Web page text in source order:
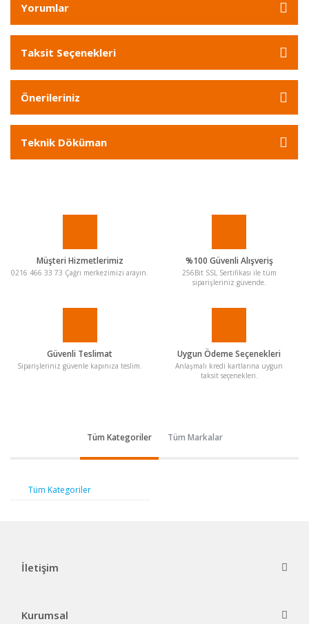
Yorumlar
Taksit Seçenekleri
Önerileriniz
Teknik Döküman
Müşteri Hizmetlerimiz
0216 466 33 73 Çağrı merkezimizi arayın.
%100 Güvenli Alışveriş
256Bit SSL Sertifikası ile tüm
siparişleriniz güvende.
Güvenli Teslimat
Siparişleriniz güvenle kapınıza teslim.
Uygun Ödeme Seçenekleri
Anlaşmalı kredi kartlarına uygun
taksit seçenekleri.
Tüm Kategoriler Tüm Markalar
Tüm Kategoriler
İletişim
Kurumsal